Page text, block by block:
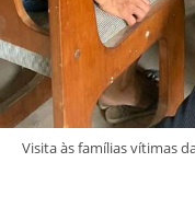
Visita às famílias vítimas